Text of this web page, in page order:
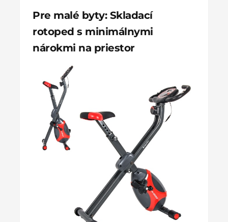
Pre malé byty: Skladací
rotoped s minimálnymi
nárokmi na priestor